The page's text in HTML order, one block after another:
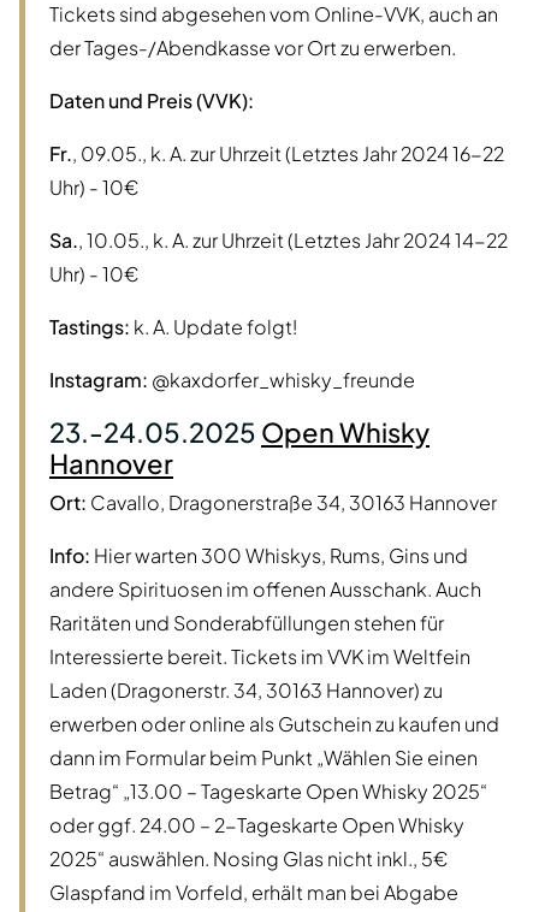
Tickets sind abgesehen vom Online-VVK, auch an
der Tages-/Abendkasse vor Ort zu erwerben.
Daten und Preis (VVK):
Fr., 09.05., k. A. zur Uhrzeit (Letztes Jahr 2024 16-22
Uhr) - 10€
Sa., 10.05., k. A. zur Uhrzeit (Letztes Jahr 2024 14-22
Uhr) - 10€
Tastings: k. A. Update folgt!
Instagram: @kaxdorfer_whisky_freunde
23.-24.05.2025 Open Whisky
Hannover
Ort: Cavallo, Dragonerstraße 34, 30163 Hannover
Info: Hier warten 300 Whiskys, Rums, Gins und
andere Spirituosen im offenen Ausschank. Auch
Raritäten und Sonderabfüllungen stehen für
Interessierte bereit. Tickets im VVK im Weltfein
Laden (Dragonerstr. 34, 30163 Hannover) zu
erwerben oder online als Gutschein zu kaufen und
dann im Formular beim Punkt „Wählen Sie einen
Betrag“ „13.00 – Tageskarte Open Whisky 2025“
oder ggf. 24.00 – 2-Tageskarte Open Whisky
2025“ auswählen. Nosing Glas nicht inkl., 5€
Glaspfand im Vorfeld, erhält man bei Abgabe